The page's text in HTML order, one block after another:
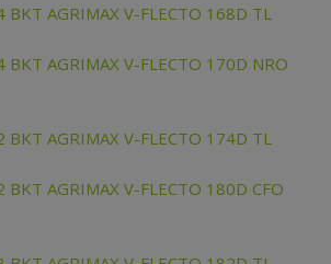
BKT AGRIMAX V-FLECTO 168D TL
AGRIMAX V-FLECTO 170D NRO
BKT AGRIMAX V-FLECTO 174D TL
AGRIMAX V-FLECTO 180D CFO